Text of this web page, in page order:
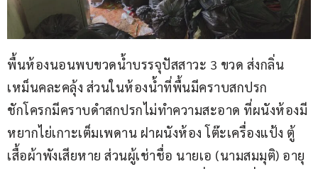
พื้นห้องนอนพบขวดน้ำบรรจุปัสสาวะ 3 ขวด ส่งกลิ่น
เหม็นคละคลุ้ง ส่วนในห้องน้ำที่พื้นมีคราบสกปรก
ชักโครกมีคราบดำสกปรกไม่ทำความสะอาด ที่ผนังห้องมี
หยากไย่เกาะเต็มเพดาน ฝาผนังห้อง โต๊ะเครื่องแป้ง ตู้
เสื้อผ้าพังเสียหาย ส่วนผู้เช่าชื่อ นายเอ (นามสมมุติ) อายุ